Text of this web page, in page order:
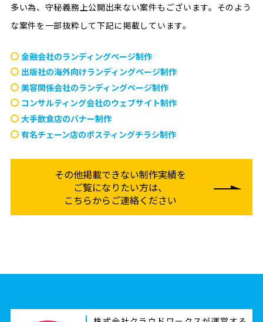
多い為、守秘義務上公開出来ない案件もございます。 そのよう
な案件を一部抜粋して下記に掲載しています。
金融会社のランディングページ制作
出版社の海外向けランディングページ制作
美容関係会社のランディングページ制作
コンサルティング会社のウェブサイト制作
大手飲食店のバナー制作
有名チェーン店のポスティングチラシ制作
その他掲載できない制作実績を
ご覧になりたい方は、
こちらからご連絡ください